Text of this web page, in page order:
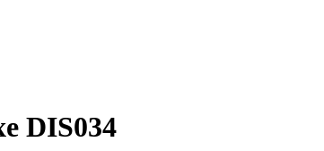
DIS034